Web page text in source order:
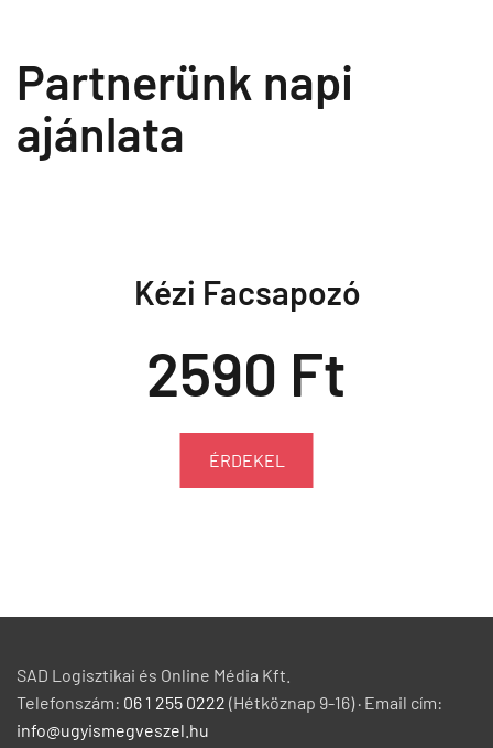
Partnerünk napi
ajánlata
Kézi Facsapozó
2590 Ft
ÉRDEKEL
SAD Logisztikai és Online Média Kft.
Telefonszám: 06 1 255 0222 (Hétköznap 9-16) · Email cím:
info@ugyismegveszel.hu